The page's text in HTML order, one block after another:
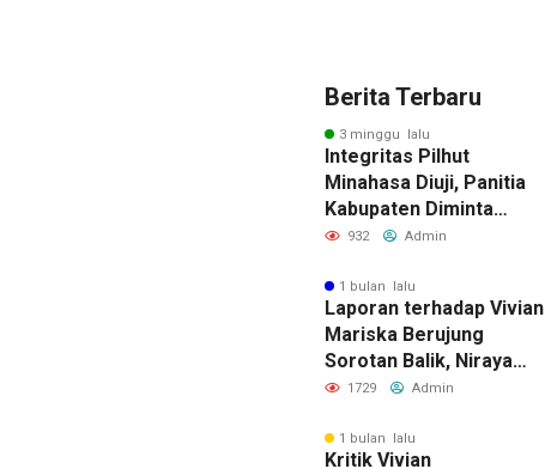
Berita Terbaru
3 minggu lalu
Integritas Pilhut
Minahasa Diuji, Panitia
Kabupaten Diminta
Tegakkan Aturan Tanpa
932 Admin
1 bulan lalu
Laporan terhadap Vivian
Mariska Berujung
Sorotan Balik, Niraya
Sarry Ternyata Dicari
Dugaan Penipuan
1729 Admin
1 bulan lalu
Kritik Vivian